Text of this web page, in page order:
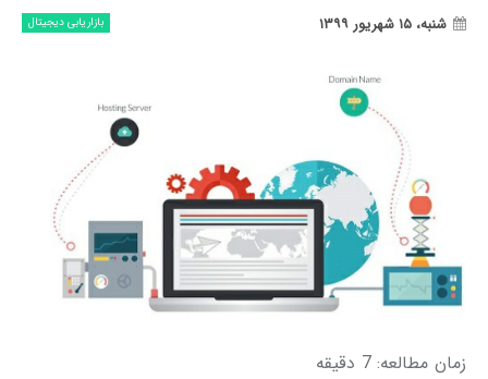
بازاریابی دیجیتال شنبه، ۱۵ شهریور ۱۳۹۹
زمان مطالعه: 7 دقیقه